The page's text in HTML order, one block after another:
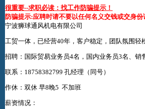
很重要--求职必读：找工作防骗提示！
防骗提示:应聘时请不要以任何名义交钱或交身
宁波狮球通风机电有限公司
工贸一体，已经营40年，客户稳定，团队氛围轻
招聘：国际贸易业务员4名，国内业务员3名、销
联系：18758382799 孔经理（同号）
作休：双休 早8晚5 不加班
薪资情况：